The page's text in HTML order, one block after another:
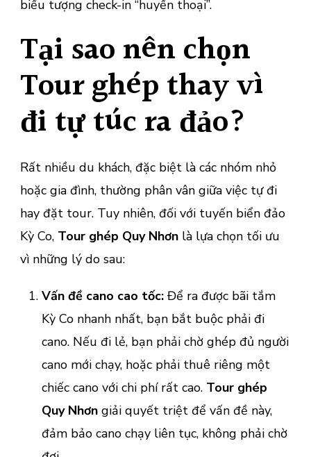
biểu tượng check-in “huyền thoại”.
Tại sao nên chọn
Tour ghép thay vì
đi tự túc ra đảo?
Rất nhiều du khách, đặc biệt là các nhóm nhỏ
hoặc gia đình, thường phân vân giữa việc tự đi
hay đặt tour. Tuy nhiên, đối với tuyến biển đảo
Kỳ Co, Tour ghép Quy Nhơn là lựa chọn tối ưu
vì những lý do sau:
Vấn đề cano cao tốc:Để ra được bãi tắm
Kỳ Co nhanh nhất, bạn bắt buộc phải đi
cano. Nếu đi lẻ, bạn phải chờ ghép đủ người
cano mới chạy, hoặc phải thuê riêng một
chiếc cano với chi phí rất cao. Tour ghép
Quy Nhơngiải quyết triệt để vấn đề này,
đảm bảo cano chạy liên tục, không phải chờ